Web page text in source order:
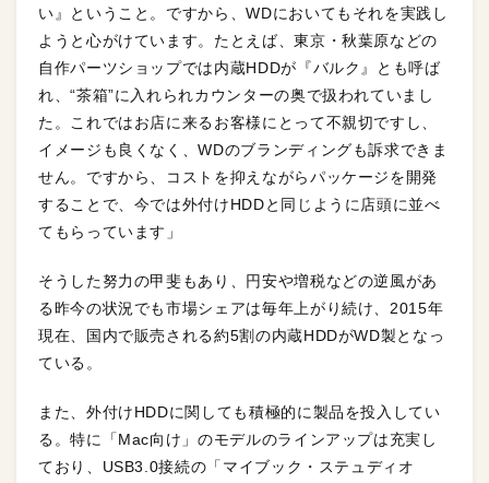
い』ということ。ですから、WDにおいてもそれを実践し
ようと心がけています。たとえば、東京・秋葉原などの
自作パーツショップでは内蔵HDDが『バルク』とも呼ば
れ、“茶箱”に入れられカウンターの奥で扱われていまし
た。これではお店に来るお客様にとって不親切ですし、
イメージも良くなく、WDのブランディングも訴求できま
せん。ですから、コストを抑えながらパッケージを開発
することで、今では外付けHDDと同じように店頭に並べ
てもらっています」
そうした努力の甲斐もあり、円安や増税などの逆風があ
る昨今の状況でも市場シェアは毎年上がり続け、2015年
現在、国内で販売される約5割の内蔵HDDがWD製となっ
ている。
また、外付けHDDに関しても積極的に製品を投入してい
る。特に「Mac向け」のモデルのラインアップは充実し
ており、USB3.0接続の「マイブック・ステュディオ